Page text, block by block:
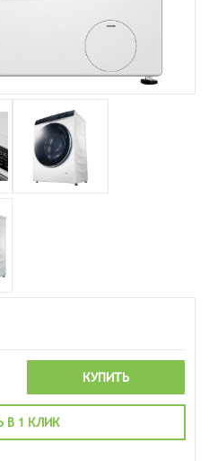
КУПИТЬ
В 1 КЛИК